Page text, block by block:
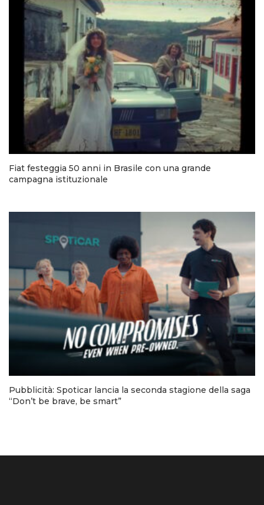
Fiat festeggia 50 anni in Brasile con una grande
campagna istituzionale
Pubblicità: Spoticar lancia la seconda stagione della saga
“Don’t be brave, be smart”